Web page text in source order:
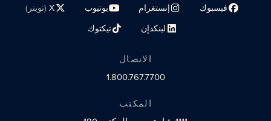
فيسبوك
رابط الملف الشخصي على مواقع التواصل الاجتماعي
إنستغرام
رابط الملف الشخصي على مواقع التواصل الاجتماعي
يوتيوب
رابط الملف الشخصي على مواقع
X (تويتر)
رابط الملف
لينكدإن
رابط الملف الشخصي على مواقع التواصل الاجتماعي
تيكتوك
رابط الملف الشخصي على مواقع
الاتصال
1.800.767.7700
المكتب